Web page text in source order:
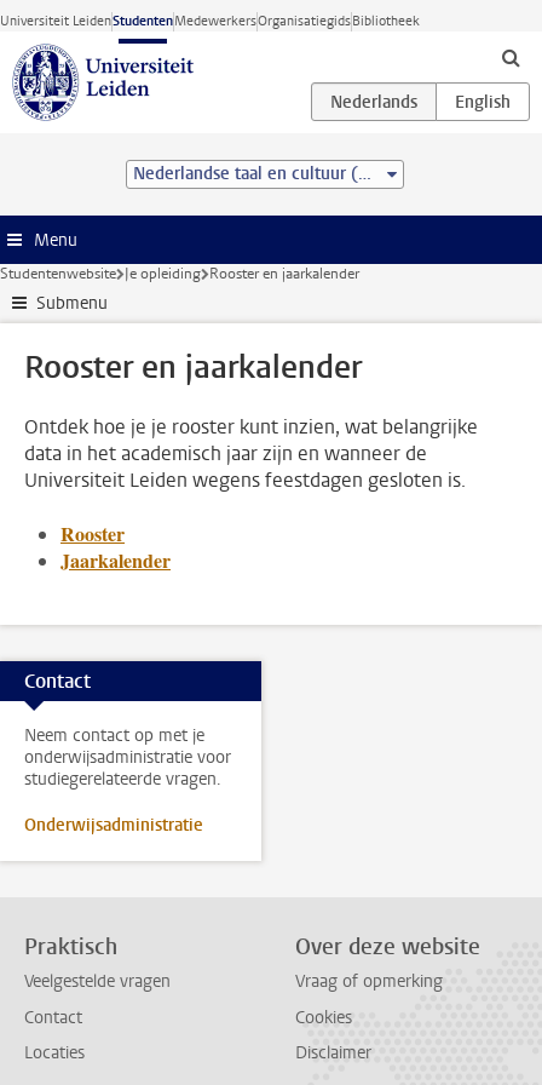
Ga direct naar de inhoud
Universiteit LeidenStudentenMedewerkersOrganisatiegidsBibliotheek
Nederlandse taal en cultuur (BA)
Menu
Studentenwebsite Je opleiding Rooster en jaarkalender
Submenu
Rooster en jaarkalender
Ontdek hoe je je rooster kunt inzien, wat belangrijke
data in het academisch jaar zijn en wanneer de
Universiteit Leiden wegens feestdagen gesloten is.
Rooster
Jaarkalender
Contact
Neem contact op met je
onderwijsadministratie voor
studiegerelateerde vragen.
Onderwijsadministratie
Praktisch
Veelgestelde vragen
Contact
Locaties
Over deze website
Vraag of opmerking
Cookies
Disclaimer